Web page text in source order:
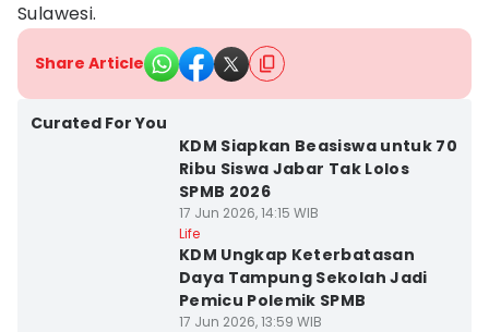
Sulawesi.
Share Article
Curated For You
KDM Siapkan Beasiswa untuk 70
Ribu Siswa Jabar Tak Lolos
SPMB 2026
17 Jun 2026, 14:15 WIB
Life
KDM Ungkap Keterbatasan
Daya Tampung Sekolah Jadi
Pemicu Polemik SPMB
17 Jun 2026, 13:59 WIB